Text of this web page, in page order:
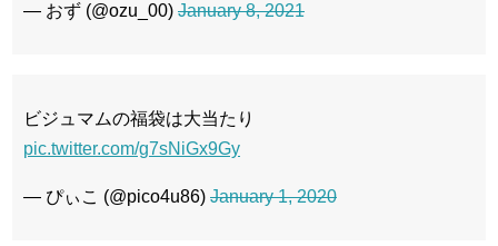
— おず (@ozu_00) January 8, 2021
ビジュマムの福袋は大当たり
pic.twitter.com/g7sNiGx9Gy
— ぴぃこ (@pico4u86) January 1, 2020